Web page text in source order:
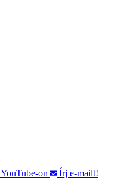
YouTube-on
Írj e-mailt!